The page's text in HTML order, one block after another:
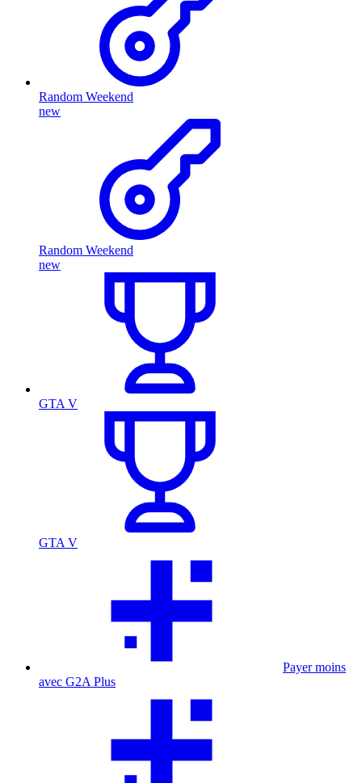
Random Weekend
new
Random Weekend
new
GTA V
GTA V
Payer moins
avec G2A Plus